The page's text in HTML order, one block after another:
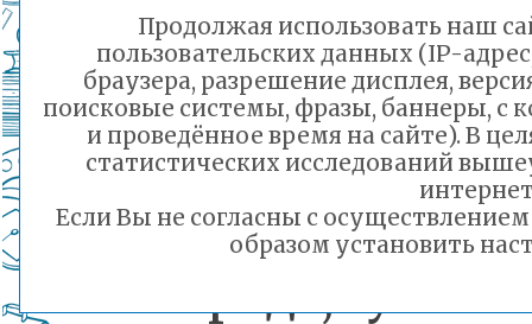
насекомых,
территории
сада.
Ребята
Продолжая использовать наш
пользовательских данных (IP-
браузера, разрешение дисплея,
поисковые системы, фразы, баннеры, с
и проведённое время на сайте). В
статистических исследований
Если Вы не согласны с
образом установить